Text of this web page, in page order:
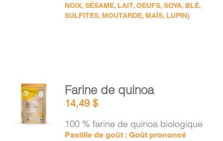
NOIX, SÉSAME, LAIT, OEUFS, SOYA, BLÉ,
SULFITES, MOUTARDE, MAÏS, LUPIN)
AJOUTER
AU
PANIER
DÉTAILS
Farine de quinoa
14,49$
100 % farine de quinoa biologique
Pastille de goût : Goût prononcé